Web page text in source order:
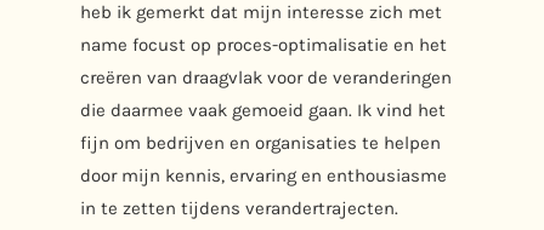
heb ik gemerkt dat mijn interesse zich met
name focust op proces-optimalisatie en het
creëren van draagvlak voor de veranderingen
die daarmee vaak gemoeid gaan. Ik vind het
fijn om bedrijven en organisaties te helpen
door mijn kennis, ervaring en enthousiasme
in te zetten tijdens verandertrajecten.